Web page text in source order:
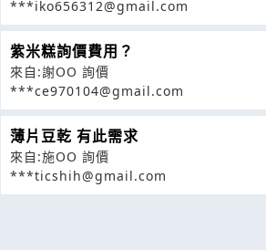
***iko656312@gmail.com
紫米糕詢價費用？
來自:謝OO 詢價
***ce970104@gmail.com
薄片豆乾 有此需求
來自:施OO 詢價
***ticshih@gmail.com